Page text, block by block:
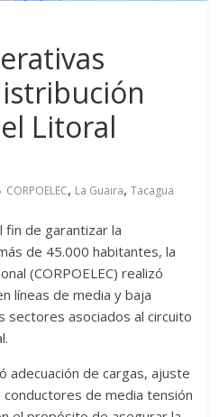
Litoral
CORPOELEC, La Guaira,Tacagua
fin de garantizar la
de 45.000 habitantes, la
(CORPOELEC) realizó
líneas de media y baja
sectores asociados al circuito
adecuación de cargas, ajuste
de media tensión